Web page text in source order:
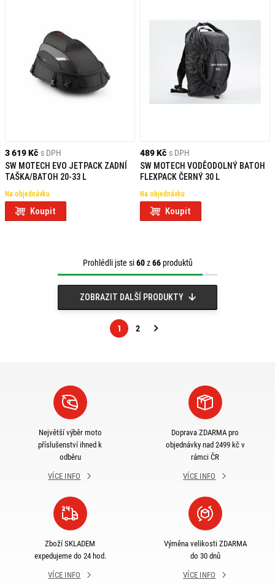
3 619 Kč s DPH
SW MOTECH EVO JETPACK ZADNÍ
TAŠKA/BATOH 20-33 L
Na objednávku
Koupit
489 Kč s DPH
SW MOTECH VODĚODOLNÝ BATOH
FLEXPACK ČERNÝ 30 L
Na objednávku
Koupit
Prohlédli jste si60z66produktů
ZOBRAZIT DALŠÍ PRODUKTY
1 2
Následující
Největší výběr moto
příslušenství ihned k
odběru
VÍCE INFO
Doprava ZDARMA pro
objednávky nad 2499 kč v
rámci ČR
VÍCE INFO
Zboží SKLADEM
expedujeme do 24 hod.
VÍCE INFO
Výměna velikosti ZDARMA
do 30 dnů
VÍCE INFO